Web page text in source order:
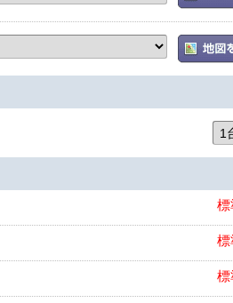
標
標
標